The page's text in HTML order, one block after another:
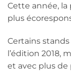
Cette année,
plus
Certains
l’édition 2018,
et avec plus